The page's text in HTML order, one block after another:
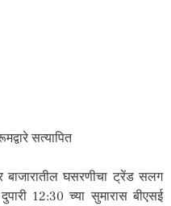
सत्यापित
बाजारातील घसरणीचा ट्रेंड सलग
12:30 च्या सुमारास बीएसई